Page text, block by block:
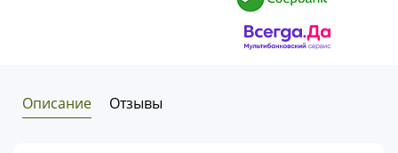
Описание Отзывы